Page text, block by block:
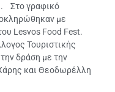
Στο γραφικό
με
Lesvos Food Fest.
Τουριστικής
δράση με την
και Θεοδωρέλλη